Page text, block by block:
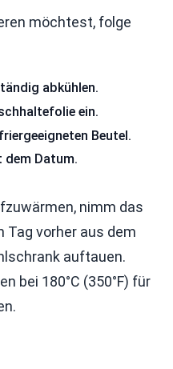
möchtest, folge
abkühlen.
ein.
Beutel.
dem Datum.
nimm das
Tag vorher aus dem
auftauen.
bei 180°C (350°F) für